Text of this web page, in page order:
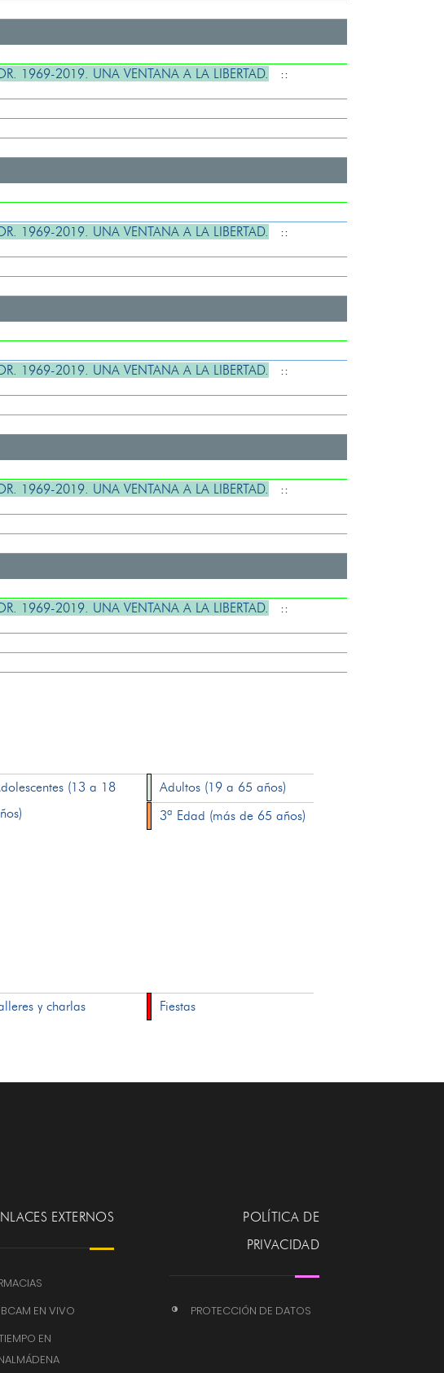
1969-2019. UNA VENTANA A LA LIBERTAD. ::
1969-2019. UNA VENTANA A LA LIBERTAD. ::
1969-2019. UNA VENTANA A LA LIBERTAD. ::
1969-2019. UNA VENTANA A LA LIBERTAD. ::
1969-2019. UNA VENTANA A LA LIBERTAD. ::
(13 a 18
Adultos (19 a 65 años)
3ª Edad (más de 65 años)
y charlas
Fiestas
EXTERNOS
EN VIVO
EN
POLÍTICA DE
PRIVACIDAD
PROTECCIÓN DE DATOS